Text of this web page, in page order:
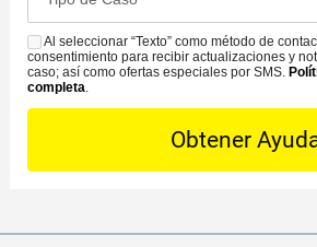
C
o
n
t
t
P
ó
n
d
e
i
i
c
i
n
s
e
D
e
a
S
M
S
Al seleccionar “Texto” como método de
consentimiento para recibir actualizaciones y
caso; así como ofertas especiales por SMS.
completa.